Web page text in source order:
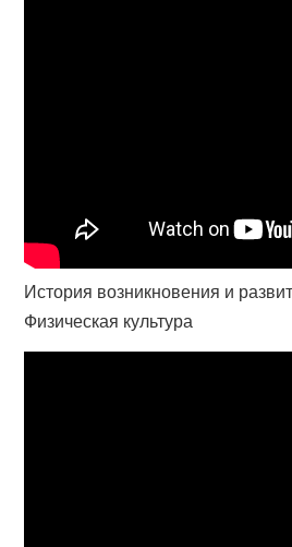
История возникновения и
Физическая культура